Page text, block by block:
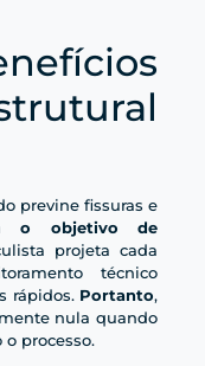
previne fissuras e
o objetivo de
projeta cada
técnico
rápidos. Portanto,
nula quando
processo.